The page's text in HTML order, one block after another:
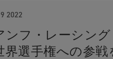
2022
ンフ・レーシング
界選手権への参戦